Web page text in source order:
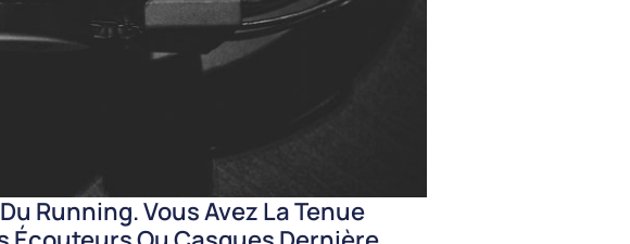
Running. Vous Avez La Tenue